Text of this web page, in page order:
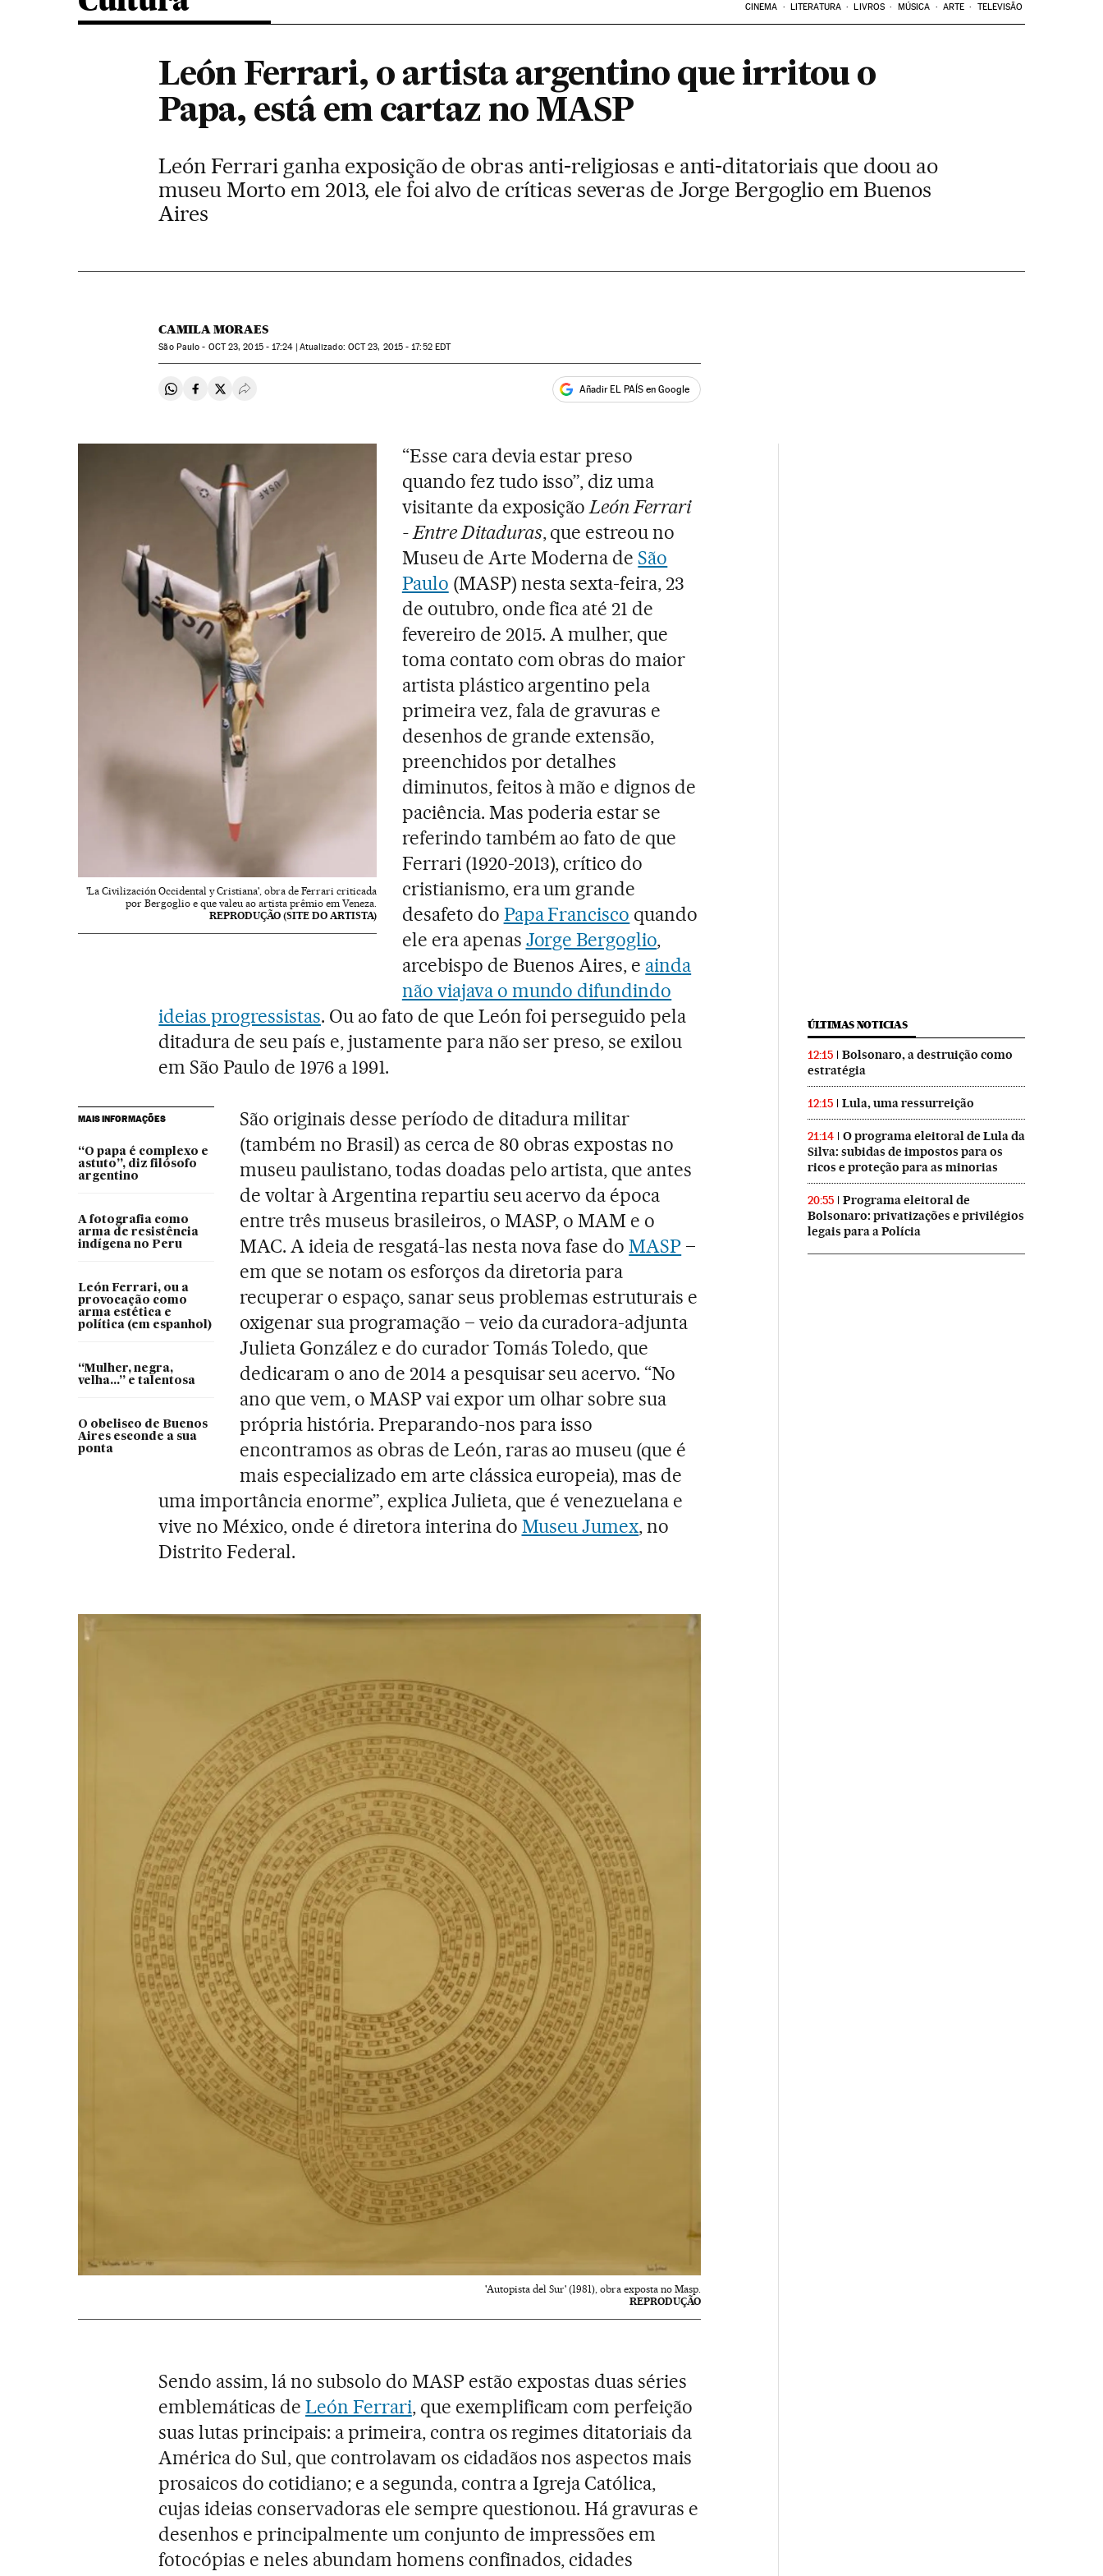
CINEMA LITERATURA LIVROS MÚSICA ARTE TELEVISÃO
León Ferrari, o artista argentino que irritou o
Papa, está em cartaz no MASP
León Ferrari ganha exposição de obras anti-religiosas e anti-ditatoriais que doou ao
museu Morto em 2013, ele foi alvo de críticas severas de Jorge Bergoglio em Buenos
Aires
CAMILA MORAES
São Paulo - OCT23, 2015 - 17:24 atualizado: OCT23, 2015 - 17:52EDT
Compartir en Whatsapp
Compartir en Facebook
Compartir en Twitter
Desplegar Redes Sociales Añadir EL PAÍS en Google
'La Civilización Occidental y Cristiana', obra de Ferrari criticada
por Bergoglio e que valeu ao artista prêmio em Veneza.
REPRODUÇÃO (SITE DO ARTISTA)
“Esse cara devia estar preso
quando fez tudo isso”, diz uma
visitante da exposiçãoLeón Ferrari
- Entre Ditaduras, que estreou no
Museu de Arte Moderna de São
Paulo (MASP) nesta sexta-feira, 23
de outubro, onde fica até 21 de
fevereiro de 2015. A mulher, que
toma contato com obras do maior
artista plástico argentino pela
primeira vez, fala de gravuras e
desenhos de grande extensão,
preenchidos por detalhes
diminutos, feitos à mão e dignos de
paciência. Mas poderia estar se
referindo também ao fato de que
Ferrari (1920-2013), crítico do
cristianismo, era um grande
desafeto do Papa Francisco quando
ele era apenas Jorge Bergoglio,
arcebispo de Buenos Aires, e ainda
não viajava o mundo difundindo
ideias progressistas. Ou ao fato de que León foi perseguido pela
ditadura de seu país e, justamente para não ser preso, se exilou
em São Paulo de 1976 a 1991.
MAIS INFORMAÇÕES
“O papa é complexo e
astuto”, diz filósofo
argentino
A fotografia como
arma de resistência
indígena no Peru
León Ferrari, ou a
provocação como
arma estética e
política (em espanhol)
“Mulher, negra,
velha...” e talentosa
O obelisco de Buenos
Aires esconde a sua
ponta
São originais desse período de ditadura militar
(também no Brasil) as cerca de 80 obras expostas no
museu paulistano, todas doadas pelo artista, que antes
de voltar à Argentina repartiu seu acervo da época
entre três museus brasileiros, o MASP, o MAM e o
MAC. A ideia de resgatá-las nesta nova fase doMASP –
em que se notam os esforços da diretoria para
recuperar o espaço, sanar seus problemas estruturais e
oxigenar sua programação – veio da curadora-adjunta
Julieta González e do curador Tomás Toledo, que
dedicaram o ano de 2014 a pesquisar seu acervo. “No
ano que vem, o MASP vai expor um olhar sobre sua
própria história. Preparando-nos para isso
encontramos as obras de León, raras ao museu (que é
mais especializado em arte clássica europeia), mas de
uma importância enorme”, explica Julieta, que é venezuelana e
vive no México, onde é diretora interina do Museu Jumex, no
Distrito Federal.
'Autopista del Sur' (1981), obra exposta no Masp.
REPRODUÇÃO
Sendo assim, lá no subsolo do MASP estão expostas duas séries
emblemáticas deLeón Ferrari, que exemplificam com perfeição
suas lutas principais: a primeira, contra os regimes ditatoriais da
América do Sul, que controlavam os cidadãos nos aspectos mais
prosaicos do cotidiano; e a segunda, contra a Igreja Católica,
cujas ideias conservadoras ele sempre questionou. Há gravuras e
desenhos e principalmente um conjunto de impressões em
fotocópias e neles abundam homens confinados, cidades
ÚLTIMAS NOTICIAS
12:15
Bolsonaro, a destruição como
estratégia
12:15 Lula, uma ressurreição
21:14
O programa eleitoral de Lula da
Silva: subidas de impostos para os
ricos e proteção para as minorias
20:55
Programa eleitoral de
Bolsonaro: privatizações e privilégios
legais para a Polícia